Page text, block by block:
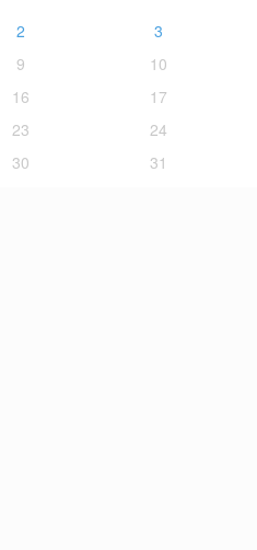
2
3
9
10
16
17
23
24
30
31